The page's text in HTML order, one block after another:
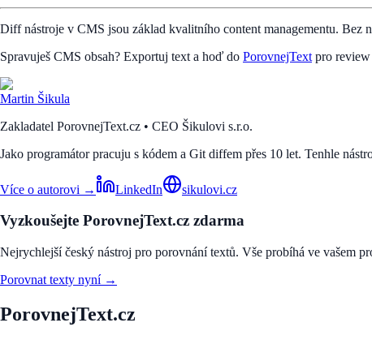
Diff nástroje v CMS jsou základ kvalitního content managementu. Bez
Spravuješ CMS obsah? Exportuj text a hoď do PorovnejText pro
Martin Šikula
Zakladatel PorovnejText.cz • CEO Šikulovi s.r.o.
Jako programátor pracuju s kódem a Git diffem přes 10 let. Tenhle
Více o autorovi → LinkedIn sikulovi.cz
Vyzkoušejte PorovnejText.cz zdarma
Nejrychlejší český nástroj pro porovnání textů. Vše probíhá ve vašem
Porovnat texty nyní →
PorovnejText.cz